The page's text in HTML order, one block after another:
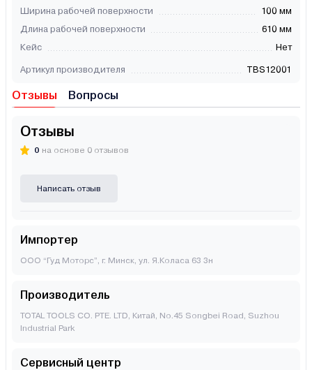
Ширина рабочей поверхности
100 мм
Длина рабочей поверхности
610 мм
Кейс
Нет
Артикул производителя TBS12001
Отзывы Вопросы
Отзывы
0 на основе 0 отзывов
Написать отзыв
Импортер
ООО “Гуд Моторс”, г. Минск, ул. Я.Коласа 63 3н
Производитель
TOTAL TOOLS CO. PTE. LTD, Китай, No.45 Songbei Road, Suzhou
Industrial Park
Сервисный центр